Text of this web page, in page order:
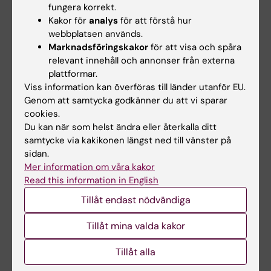
HEALTH.1995;23(3):193-201
WHO IS A SUCCESSFUL QUITTER - ONE-YEAR
FOLLOW-UP OF A NATIONAL TOBACCO QUIT
AND WIN CONTEST IN SWEDEN
TILLGREN P; HAGLUND BJA; AINETDIN T; HOLM
LE
Alla författare
ARTICLE:SCANDINAVIAN JOURNAL OF PUBLIC
HEALTH.1995;23(1):39-46
HEALTH PROMOTION IN SCHOOLS - POLICIES
AND PRACTICES IN STOCKHOLM COUNTY,
1990
BURSTROM B; HAGLUND BJA; TILLGREN P;
BERG L; WALLIN E; ULLEN H; SMITH CAlla författare
Alla övriga publikationer
fungera korrekt.
Kakor för analys för att förstå hur
webbplatsen används.
Marknadsföringskakor för att visa och spåra
relevant innehåll och annonser från externa
plattformar.
Viss information kan överföras till länder utanför EU.
Genom att samtycka godkänner du att vi sparar
cookies.
Du kan när som helst ändra eller återkalla ditt
samtycke via kakikonen längst ned till vänster på
sidan.
Mer information om våra kakor
Read this information in English
Tillåt endast nödvändiga
Tillåt mina valda kakor
Tillåt alla